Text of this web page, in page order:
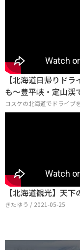
【北海道日帰りド
も〜豊平峡・定山渓
コスケの北海道でドライブ
【北海道観光】天
きたゆう / 2021-05-25